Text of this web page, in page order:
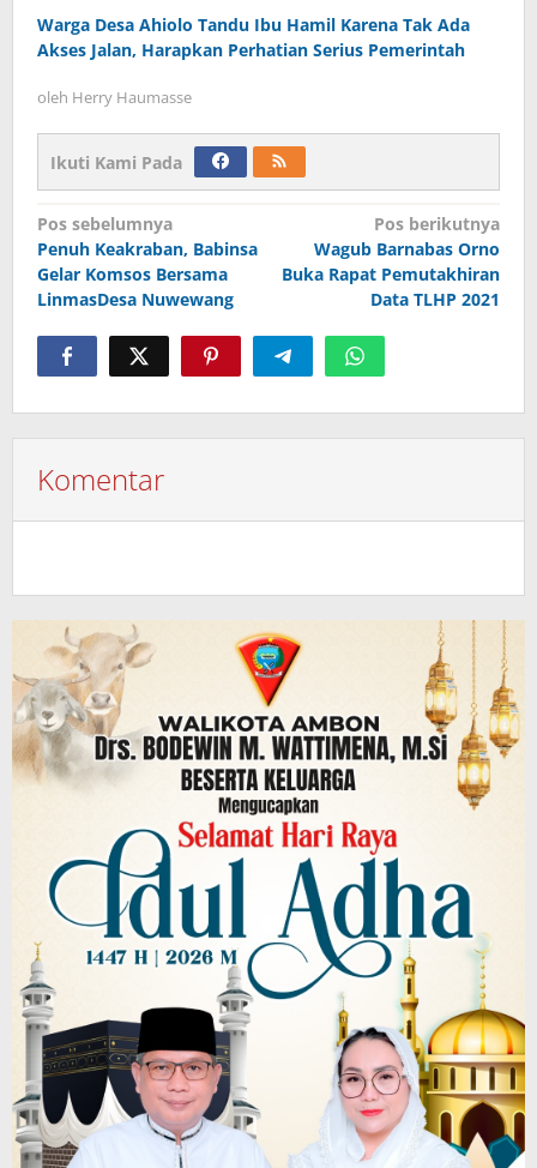
Warga Desa Ahiolo Tandu Ibu Hamil Karena Tak Ada
Akses Jalan, Harapkan Perhatian Serius Pemerintah
oleh Herry Haumasse
Ikuti Kami Pada
Navigasi
pos
Pos sebelumnya
Penuh Keakraban, Babinsa
Gelar Komsos Bersama
LinmasDesa Nuwewang
Pos berikutnya
Wagub Barnabas Orno
Buka Rapat Pemutakhiran
Data TLHP 2021
Komentar